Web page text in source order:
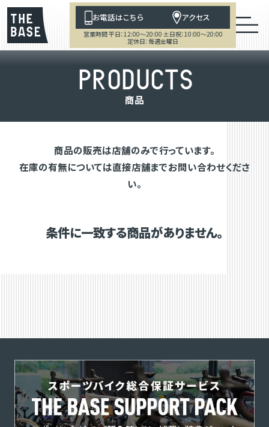
お電話はこちら アクセス
営業時間 平日：12:00～20:00 土日祝：10:00～20:00
定休日：毎週金曜日
PRODUCTS
商品
商品の販売は店舗のみで行っています。
在庫の有無については直接店舗までお問い合わせくださ
い。
条件に一致する商品がありません。